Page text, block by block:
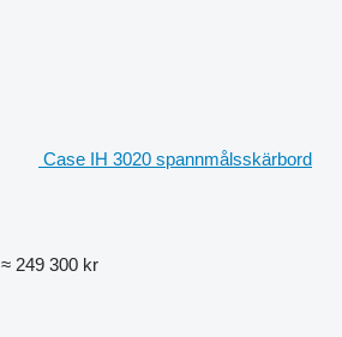
Case IH 3020 spannmålsskärbord
≈ 249 300 kr